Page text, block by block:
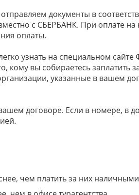
документы в
с СБЕРБАНК. При оплате на
оплаты.
узнать на специальном
вы собираетесь заплатить
указанные в вашем
договоре. Если в номере, в
чем платить за них